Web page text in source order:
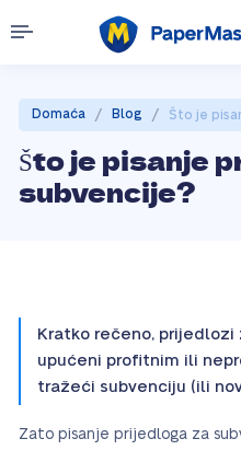
Domaća / Blog / Što je
Što je pisanje
subvencije?
Kratko rečeno,
upućeni profitnim ili
tražeći subvenciju (ili
Zato pisanje prijedloga za